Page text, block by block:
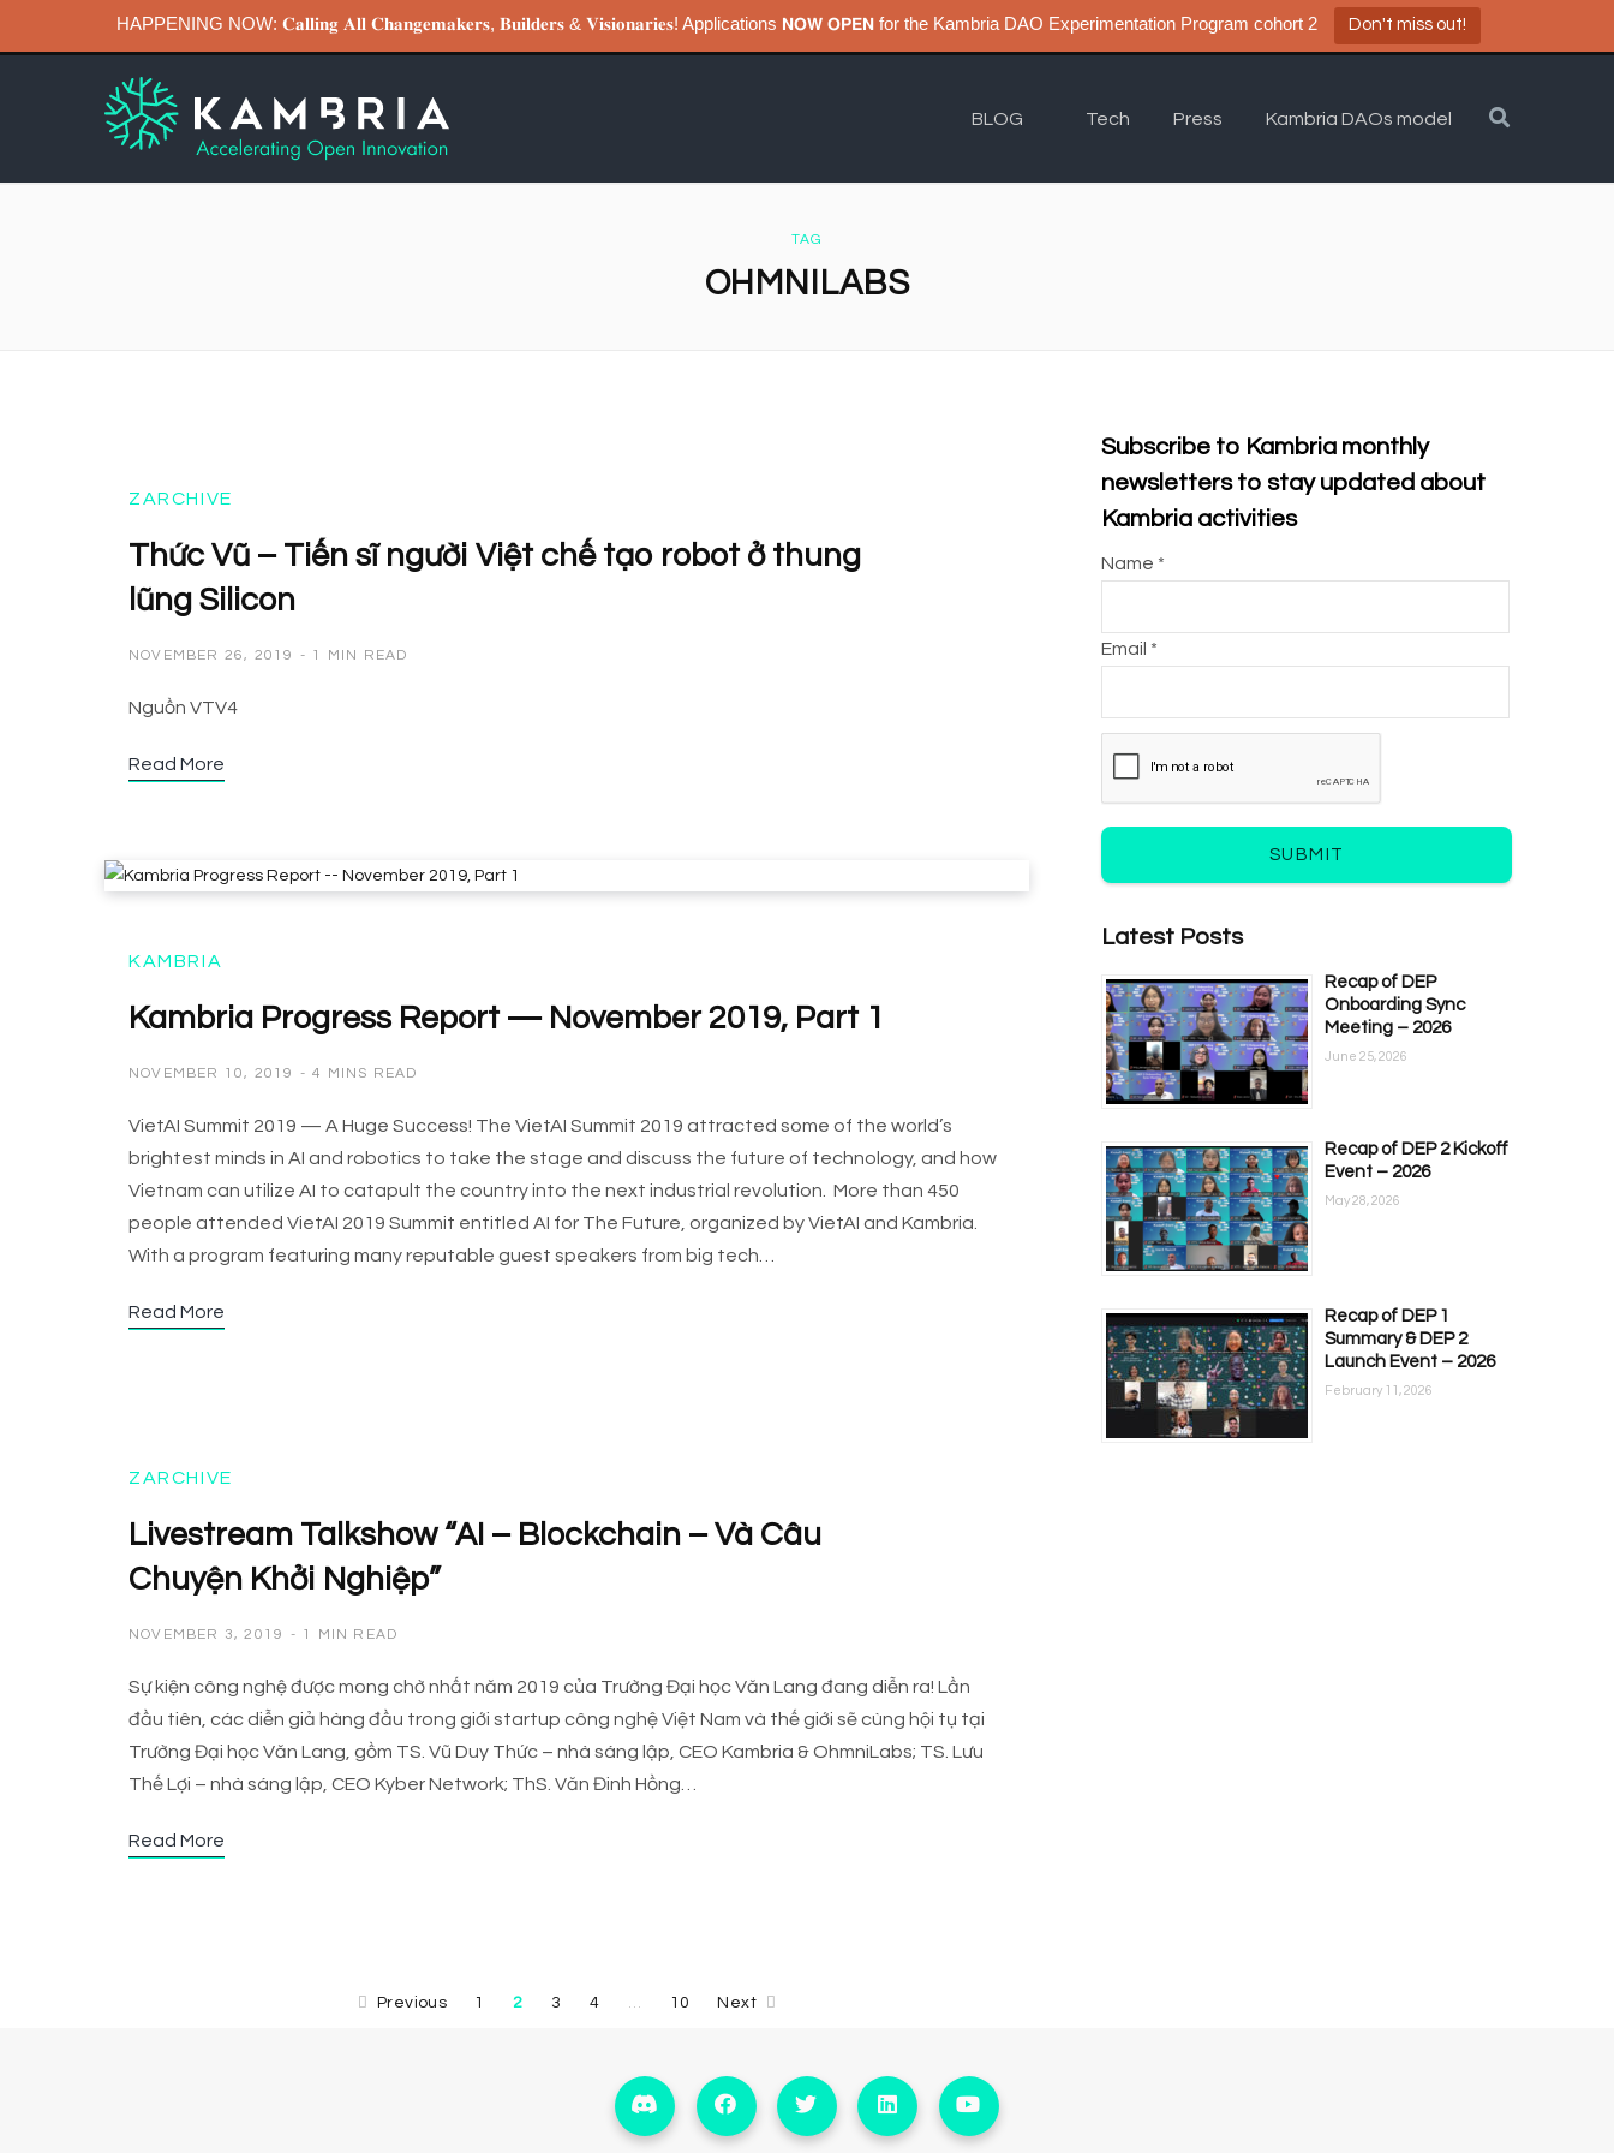
HAPPENING NOW: 𝐂𝐚𝐥𝐥𝐢𝐧𝐠 𝐀𝐥𝐥 𝐂𝐡𝐚𝐧𝐠𝐞𝐦𝐚𝐤𝐞𝐫𝐬, 𝐁𝐮𝐢𝐥𝐝𝐞𝐫𝐬 & 𝐕𝐢𝐬𝐢𝐨𝐧𝐚𝐫𝐢𝐞𝐬! Applications 𝗡𝗢𝗪 𝗢𝗣𝗘𝗡 for the Kambria DAO Experimentation Program cohort 2 Don't miss out!
BLOG Tech Press Kambria DAOs model
TAG
OHMNILABS
ZARCHIVE
Thức Vũ – Tiến sĩ người Việt chế tạo robot ở thung
lũng Silicon
NOVEMBER 26, 2019 1 MIN READ
Nguồn VTV4
Read More
KAMBRIA
Kambria Progress Report — November 2019, Part 1
NOVEMBER 10, 2019 4 MINS READ
VietAI Summit 2019 — A Huge Success! The VietAI Summit 2019 attracted some of the world’s
brightest minds in AI and robotics to take the stage and discuss the future of technology, and how
Vietnam can utilize AI to catapult the country into the next industrial revolution. More than 450
people attended VietAI 2019 Summit entitled AI for The Future, organized by VietAI and Kambria.
With a program featuring many reputable guest speakers from big tech…
Read More
ZARCHIVE
Livestream Talkshow “AI – Blockchain – Và Câu
Chuyện Khởi Nghiệp”
NOVEMBER 3, 2019 1 MIN READ
Sự kiện công nghệ được mong chờ nhất năm 2019 của Trường Đại học Văn Lang đang diễn ra! Lần
đầu tiên, các diễn giả hàng đầu trong giới startup công nghệ Việt Nam và thế giới sẽ cùng hội tụ tại
Trường Đại học Văn Lang, gồm TS. Vũ Duy Thức – nhà sáng lập, CEO Kambria & OhmniLabs; TS. Lưu
Thế Lợi – nhà sáng lập, CEO Kyber Network; ThS. Văn Đinh Hồng…
Read More
Previous 1 2 3 4 … 10 Next
Subscribe to Kambria monthly
newsletters to stay updated about
Kambria activities
Name *
Email *
SUBMIT
Latest Posts
Recap of DEP
Onboarding Sync
Meeting – 2026
June 25, 2026
Recap of DEP 2 Kickoff
Event – 2026
May 28, 2026
Recap of DEP 1
Summary & DEP 2
Launch Event – 2026
February 11, 2026